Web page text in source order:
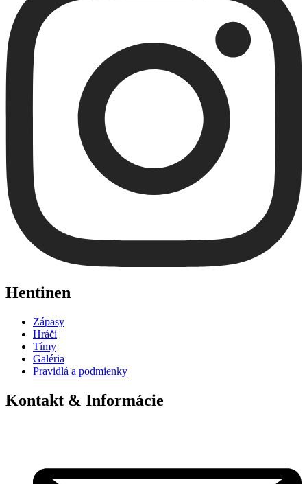
Hentinen
Zápasy
Hráči
Tímy
Galéria
Pravidlá a podmienky
Kontakt & Informácie